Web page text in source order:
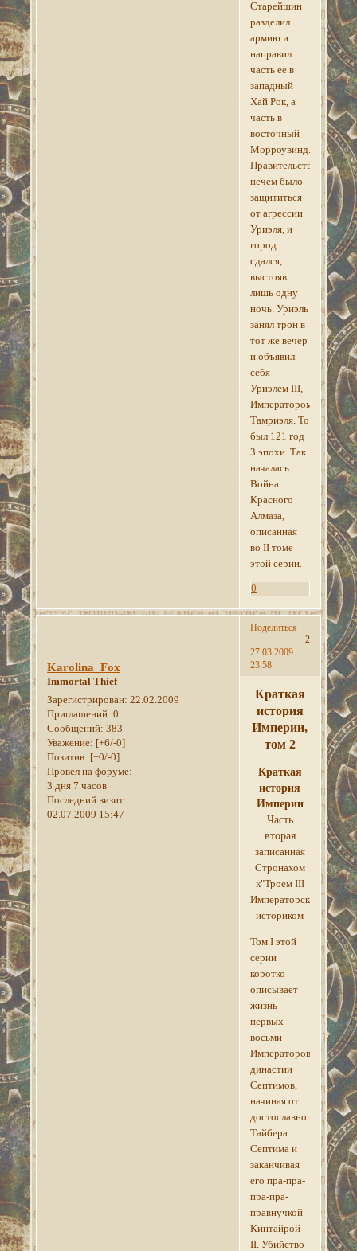
Старейшин
разделил
армию и
направил
часть ее в
западный
Хай Рок, а
часть в
восточный
Морроувинд.
Правительству
нечем было
защититься
от агрессии
Уриэля, и
город
сдался,
выстояв
лишь одну
ночь. Уриэль
занял трон в
тот же вечер
и объявил
себя
Уриэлем III,
Императором
Тамриэля. То
был 121 год
3 эпохи. Так
началась
Война
Красного
Алмаза,
описанная
во II томе
этой серии.
0
Поделиться
2
27.03.2009
23:58
Karolina_Fox
Immortal Thief
Зарегистрирован: 22.02.2009
Приглашений: 0
Сообщений: 383
Уважение: [+6/-0]
Позитив: [+0/-0]
Провел на форуме:
3 дня 7 часов
Последний визит:
02.07.2009 15:47
Краткая
история
Империи,
том 2
Краткая
история
Империи
Часть
вторая
записанная
Стронахом
к"Троем III
Императорским
историком
Том I этой
серии
коротко
описывает
жизнь
первых
восьми
Императоров
династии
Септимов,
начиная от
достославного
Тайбера
Септима и
заканчивая
его пра-пра-
пра-пра-
правнучкой
Кинтайрой
II. Убийство